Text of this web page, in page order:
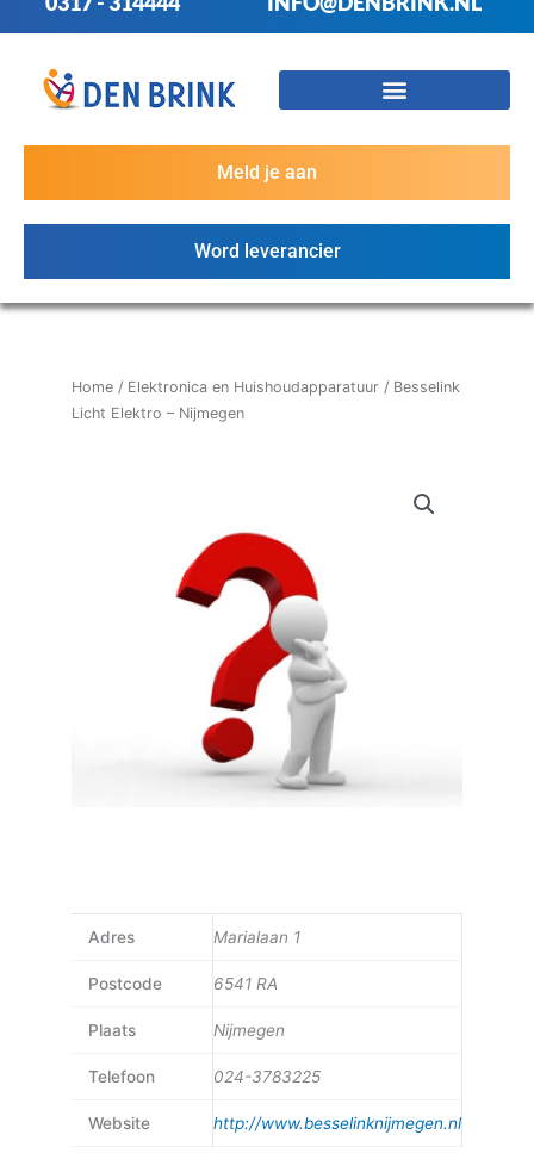
Meld je aan
Word leverancier
Home / Elektronica en Huishoudapparatuur / Besselink
Licht Elektro – Nijmegen
Adres Marialaan 1
Postcode 6541 RA
Plaats Nijmegen
Telefoon 024-3783225
Website http://www.besselinknijmegen.nl